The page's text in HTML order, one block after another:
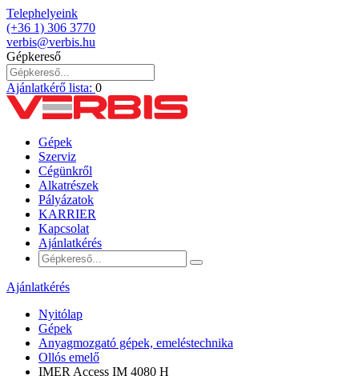
Telephelyeink
(+36 1) 306 3770
verbis@verbis.hu
Gépkereső
Ajánlatkérő lista: 0
Gépek
Szerviz
Cégünkről
Alkatrészek
Pályázatok
KARRIER
Kapcsolat
Ajánlatkérés
Ajánlatkérés
Nyitólap
Gépek
Anyagmozgató gépek, emeléstechnika
Ollós emelő
IMER Access IM 4080 H